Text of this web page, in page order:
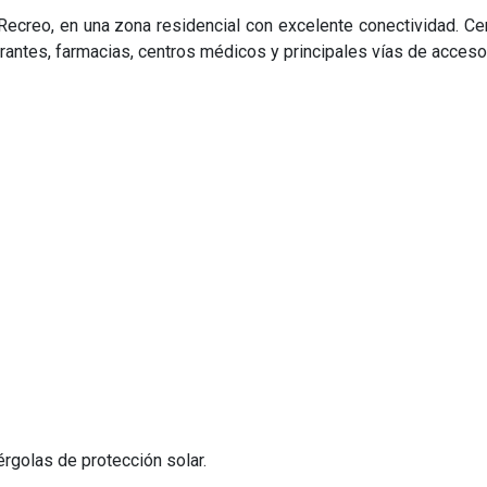
en una zona residencial con excelente conectividad.
farmacias, centros médicos y principales vías de
de protección solar.